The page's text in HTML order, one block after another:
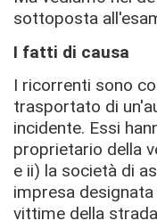
sottoposta
I fatti di causa
I ricorrenti sono
trasportato di
incidente. Essi
proprietario della
e ii) la società di
impresa
vittime della